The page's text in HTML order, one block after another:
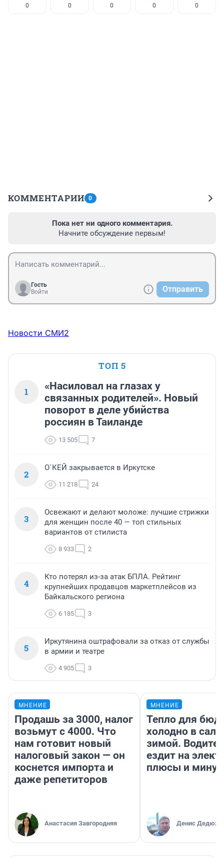
0 0 0 0 0
КОММЕНТАРИИ 0
Пока нет ни одного комментария.
Начните обсуждение первым!
Гость
Войти
Отправить
Новости СМИ2
ТОП 5
1
«Насиловал на глазах у
связанных родителей». Новый
поворот в деле убийства
россиян в Таиланде
13 505 7
2
О`КЕЙ закрывается в Иркутске
11 218 24
3
Освежают и делают моложе: лучшие стрижки
для женщин после 40 — топ стильных
вариантов от стилиста
8 933 2
4
Кто потерял из-за атак БПЛА. Рейтинг
крупнейших продавцов маркетплейсов из
Байкальского региона
6 185 3
5
Иркутянина оштрафовали за отказ от службы
в армии и театре
4 905 3
МНЕНИЕ
Продашь за 3000, налог
возьмут с 4000. Что
нам готовит новый
налоговый закон — он
коснется импорта и
даже репетиторов
Анастасия Завгородняя
МНЕНИЕ
Тепло для
холодно в
зимой.
ездит на
плюсы и
Денис